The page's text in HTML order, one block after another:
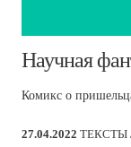
​Научная
Комикс о
27.04.2022 ТЕКСТЫ